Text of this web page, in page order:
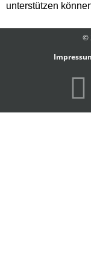
unterstützen
©